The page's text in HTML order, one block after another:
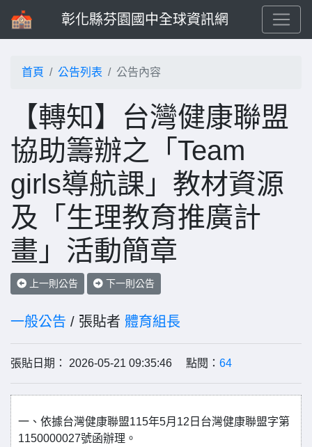
彰化縣芬園國中全球資訊網
首頁 公告列表 公告內容
【轉知】台灣健康聯盟
協助籌辦之「Team
girls導航課」教材資源
及「生理教育推廣計
畫」活動簡章
上一則公告 下一則公告
一般公告 / 張貼者 體育組長
張貼日期： 2026-05-21 09:35:46 點閱： 64
一、依據台灣健康聯盟115年5月12日台灣健康聯盟字第
1150000027號函辦理。